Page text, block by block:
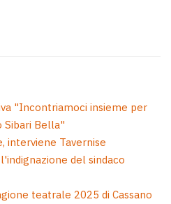
"Incontriamoci insieme per
Sibari Bella"
interviene Tavernise
del sindaco
teatrale 2025 di Cassano